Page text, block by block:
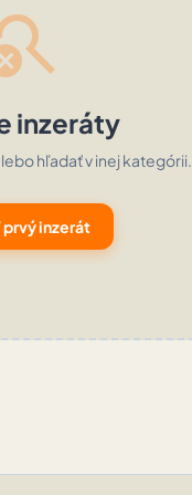
inzeráty
hľadať v inej kategórii.
inzerát